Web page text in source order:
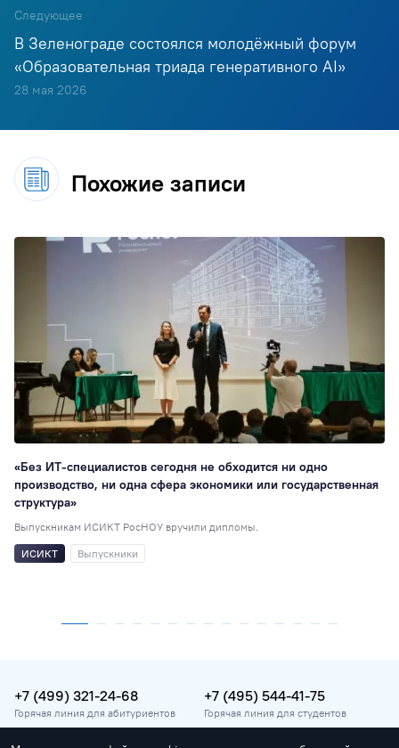
Следующее
В Зеленограде состоялся молодёжный форум
«Образовательная триада генеративного AI»
28 мая 2026
Похожие записи
«Без ИТ-специалистов сегодня не обходится ни одно
производство, ни одна сфера экономики или государственная
структура»
Выпускникам ИСИКТ РосНОУ вручили дипломы.
ИСИКТ
Выпускники
+7 (499) 321-24-68
Горячая линия для абитуриентов
+7 (495) 544-41-75
Горячая линия для студентов